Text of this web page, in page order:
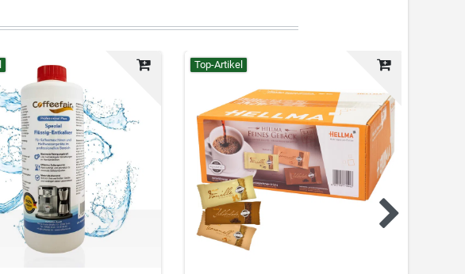
Top-Artikel